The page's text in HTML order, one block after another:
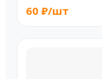
60 ₽/шт